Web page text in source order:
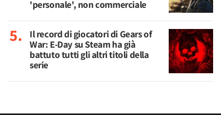
'personale', non commerciale
Il record di giocatori di Gears of
War: E-Day su Steam ha già
battuto tutti gli altri titoli della
serie